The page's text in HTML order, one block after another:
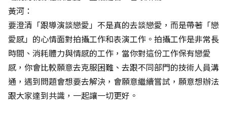
黃河：
要澄清「跟導演談戀愛」不是真的去談戀愛，而是帶著「戀
愛感」的心情面對拍攝工作和表演工作。拍攝工作是非常長
時間、消耗體力與情感的工作，當你對這份工作保有戀愛
感，你會比較願意去克服困難、去跟不同部門的技術人員溝
通，遇到問題會想要去解決，會願意繼續嘗試，願意想辦法
跟大家達到共識，一起讓一切更好。